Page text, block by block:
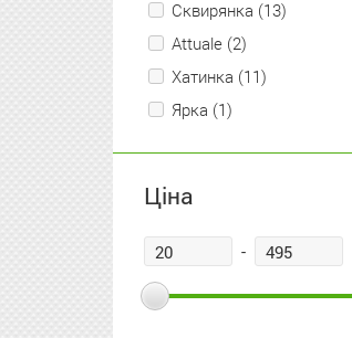
Сквирянка (13)
Attuale (2)
Хатинка (11)
Ярка (1)
Ціна
-